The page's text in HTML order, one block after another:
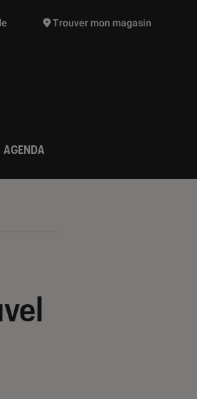
vont vous être proposées
Trouver mon magasin
AGENDA